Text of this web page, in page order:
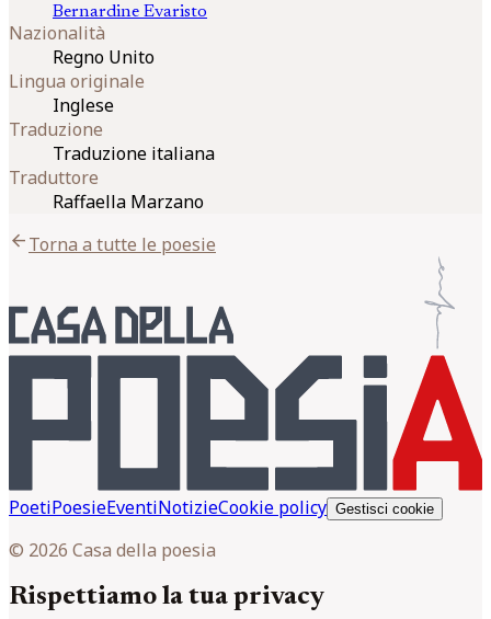
Bernardine Evaristo
Nazionalità
Regno Unito
Lingua originale
Inglese
Traduzione
Traduzione italiana
Traduttore
Raffaella Marzano
arrow_backTorna a tutte le poesie
PoetiPoesieEventiNotizieCookie policy Gestisci cookie
© 2026 Casa della poesia
Rispettiamo la tua privacy